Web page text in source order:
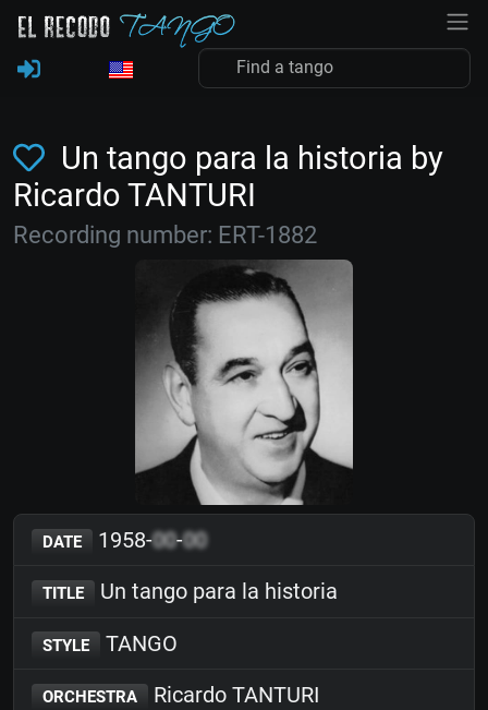
Un tango para la historia by
Ricardo TANTURI
Recording number: ERT-1882
DATE 1958-00-00
TITLE Un tango para la historia
STYLE TANGO
ORCHESTRA Ricardo TANTURI